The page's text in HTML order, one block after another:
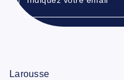
Larousse